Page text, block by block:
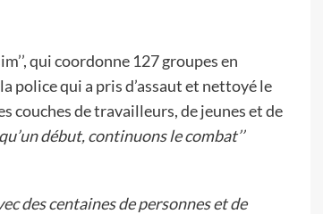
qui coordonne 127 groupes en
police qui a pris d’assaut et nettoyé le
couches de travailleurs, de jeunes et de
qu’un début, continuons le combat’’
des centaines de personnes et de